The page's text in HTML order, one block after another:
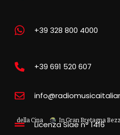
In Gran Bretagna Bezzecchi torna
+39 328 800 4000
+39 691 520 607
Licenza Siae n° 1416